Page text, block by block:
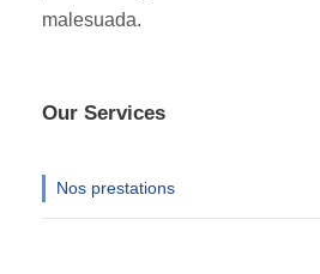
malesuada.
Our Services
Nos prestations